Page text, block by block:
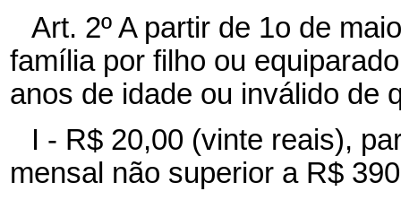
Art. 2º A partir de 1o de
família por filho ou
anos de idade ou inválido de
I - R$ 20,00 (vinte reais),
mensal não superior a R$